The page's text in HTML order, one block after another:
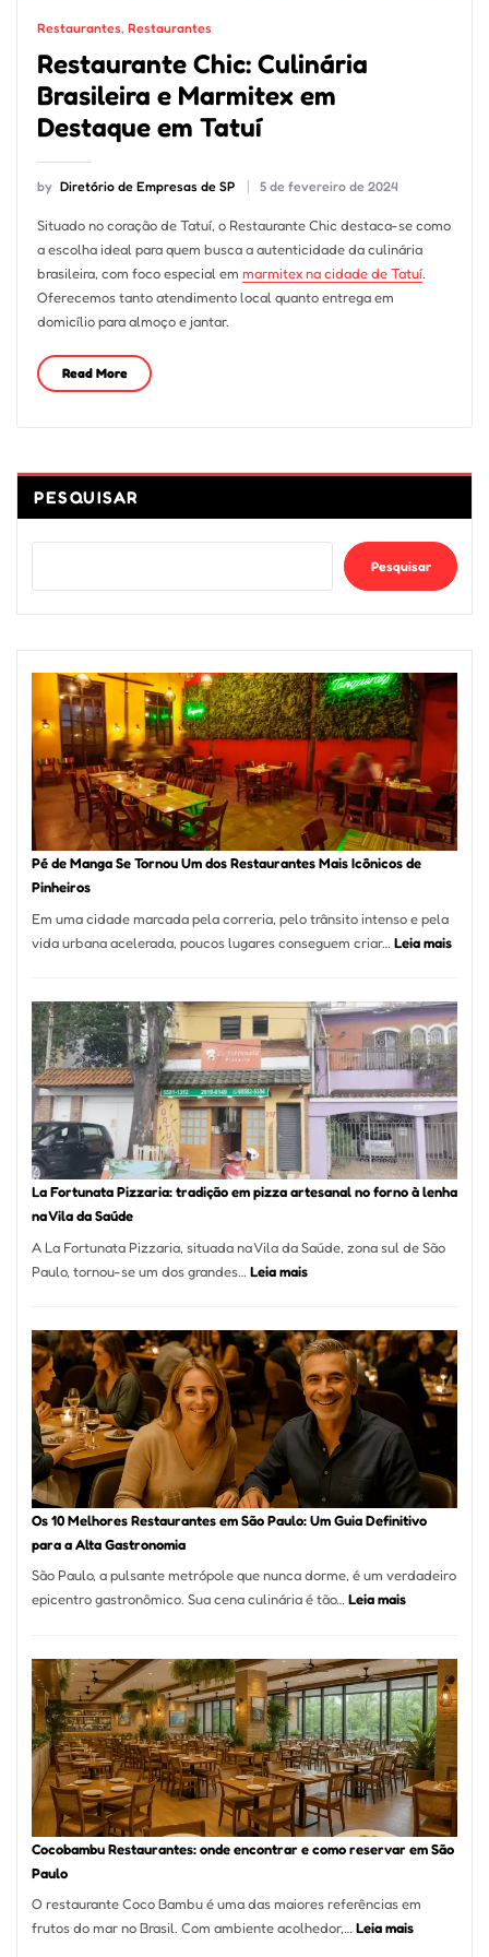
Restaurantes, Restaurantes
Restaurante Chic: Culinária
Brasileira e Marmitex em
Destaque em Tatuí
by Diretório de Empresas de SP 5 de fevereiro de 2024
Situado no coração de Tatuí, o Restaurante Chic destaca-se como
a escolha ideal para quem busca a autenticidade da culinária
brasileira, com foco especial em marmitex na cidade de Tatuí.
Oferecemos tanto atendimento local quanto entrega em
domicílio para almoço e jantar.
Read More
PESQUISAR
Pesquisar
Pé de Manga Se Tornou Um dos Restaurantes Mais Icônicos de
Pinheiros
Em uma cidade marcada pela correria, pelo trânsito intenso e pela
vida urbana acelerada, poucos lugares conseguem criar… Leia mais:
Se
Um
dos
Mais
La Fortunata Pizzaria: tradição em pizza artesanal no forno à lenha
na Vila da Saúde
A La Fortunata Pizzaria, situada na Vila da Saúde, zona sul de São
Paulo, tornou-se um dos grandes… Leia mais:
Pizzaria:
tradição
em
pizza
artesanal
forno
à
Vila
da
Os 10 Melhores Restaurantes em São Paulo: Um Guia Definitivo
para a Alta Gastronomia
São Paulo, a pulsante metrópole que nunca dorme, é um verdadeiro
epicentro gastronômico. Sua cena culinária é tão…Leia mais:
Melhores
Restaurantes
em
São
Paulo:
Um
Guia
Definitivo
Alta
Gastronomia
Cocobambu Restaurantes: onde encontrar e como reservar em São
Paulo
O restaurante Coco Bambu é uma das maiores referências em
frutos do mar no Brasil. Com ambiente acolhedor,… Leia mais: